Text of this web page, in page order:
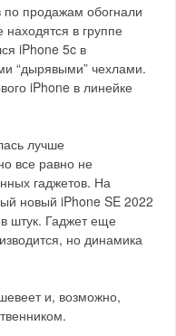
продажам обогнали
в группе
iPhone 5c в
“дырявыми” чехлами.
iPhone в линейке
лучше
все равно не
гаджетов. На
новый iPhone SE 2022
штук. Гаджет еще
но динамика
и, возможно,